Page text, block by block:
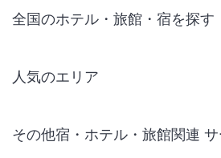
全国のホテル・旅館・宿を探す
人気のエリア
仙台 ホテル
その他宿・ホテル・旅館関連 サ